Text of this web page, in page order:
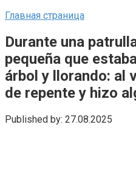
Главная страница
Durante una
pequeña que
árbol y llorando: al
de repente y hizo
Published by: 27.08.2025